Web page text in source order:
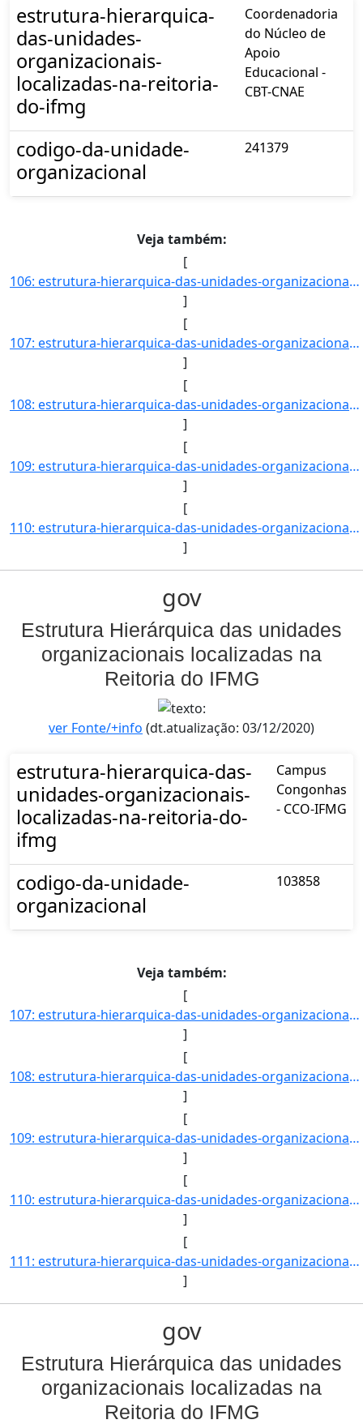
estrutura-hierarquica-
das-unidades-
organizacionais-
localizadas-na-reitoria-
do-ifmg
Coordenadoria
do Núcleo de
Apoio
Educacional -
CBT-CNAE
codigo-da-unidade-
organizacional
241379
Veja também:
[
106: estrutura-hierarquica-das-unidades-organizacionais-localizadas-na-reitoria-do-ifmg-Campus_Congonhas_]
]
[
107: estrutura-hierarquica-das-unidades-organizacionais-localizadas-na-reitoria-do-ifmg-Diretoria_de_Admi]
]
[
108: estrutura-hierarquica-das-unidades-organizacionais-localizadas-na-reitoria-do-ifmg-Coordenadoria_de_]
]
[
109: estrutura-hierarquica-das-unidades-organizacionais-localizadas-na-reitoria-do-ifmg-Coordenadoria_de_]
]
[
110: estrutura-hierarquica-das-unidades-organizacionais-localizadas-na-reitoria-do-ifmg-Coordenadoria_de_]
]
gov
Estrutura Hierárquica das unidades
organizacionais localizadas na
Reitoria do IFMG
ver Fonte/+info (dt.atualização: 03/12/2020)
estrutura-hierarquica-das-
unidades-organizacionais-
localizadas-na-reitoria-do-
ifmg
Campus
Congonhas
- CCO-IFMG
codigo-da-unidade-
organizacional
103858
Veja também:
[
107: estrutura-hierarquica-das-unidades-organizacionais-localizadas-na-reitoria-do-ifmg-Diretoria_de_Admi]
]
[
108: estrutura-hierarquica-das-unidades-organizacionais-localizadas-na-reitoria-do-ifmg-Coordenadoria_de_]
]
[
109: estrutura-hierarquica-das-unidades-organizacionais-localizadas-na-reitoria-do-ifmg-Coordenadoria_de_]
]
[
110: estrutura-hierarquica-das-unidades-organizacionais-localizadas-na-reitoria-do-ifmg-Coordenadoria_de_]
]
[
111: estrutura-hierarquica-das-unidades-organizacionais-localizadas-na-reitoria-do-ifmg-Coordenadoria_do_]
]
gov
Estrutura Hierárquica das unidades
organizacionais localizadas na
Reitoria do IFMG